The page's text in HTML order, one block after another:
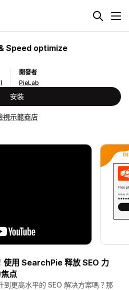
Speed optimize
開發者
PieLab
安裝
視示範商店
使用 SearchPie 释放 SEO 力
点
到更高水平的 SEO 解决方案嗎？那